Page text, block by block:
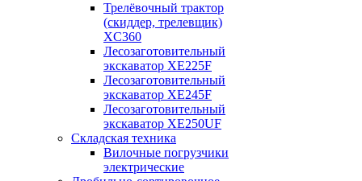
Трелёвочный трактор
(скиддер, трелевщик)
XC360
Лесозаготовительный
экскаватор XE225F
Лесозаготовительный
экскаватор XE245F
Лесозаготовительный
экскаватор XE250UF
Складская техника
Вилочные погрузчики
электрические